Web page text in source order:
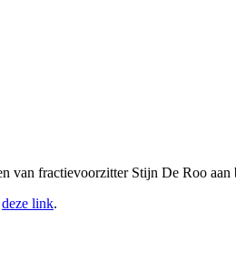
van fractievoorzitter Stijn De Roo aan
deze link.